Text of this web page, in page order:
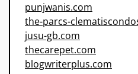
punjwanis.com
the-parcs-
jusu-gb.com
thecarepet.com
blogwriterplus.com